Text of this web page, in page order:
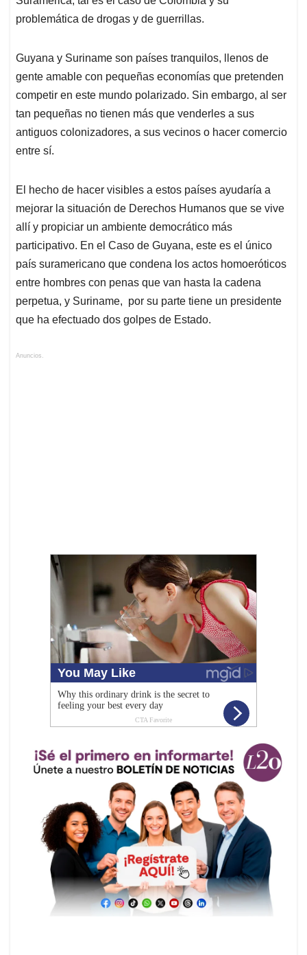
problemática de drogas y de guerrillas.
Guyana y Suriname son países tranquilos, llenos de
gente amable con pequeñas economías que pretenden
competir en este mundo polarizado. Sin embargo, al ser
tan pequeñas no tienen más que venderles a sus
antiguos colonizadores, a sus vecinos o hacer comercio
entre sí.
El hecho de hacer visibles a estos países ayudaría a
mejorar la situación de Derechos Humanos que se vive
allí y propiciar un ambiente democrático más
participativo. En el Caso de Guyana, este es el único
país suramericano que condena los actos homoeróticos
entre hombres con penas que van hasta la cadena
perpetua, y Suriname, por su parte tiene un presidente
que ha efectuado dos golpes de Estado.
Anuncios.